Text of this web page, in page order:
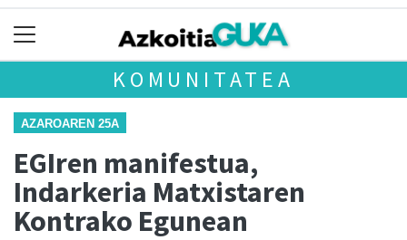
KOMUNITATEA
AZAROAREN 25A
EGIren manifestua,
Indarkeria Matxistaren
Kontrako Egunean